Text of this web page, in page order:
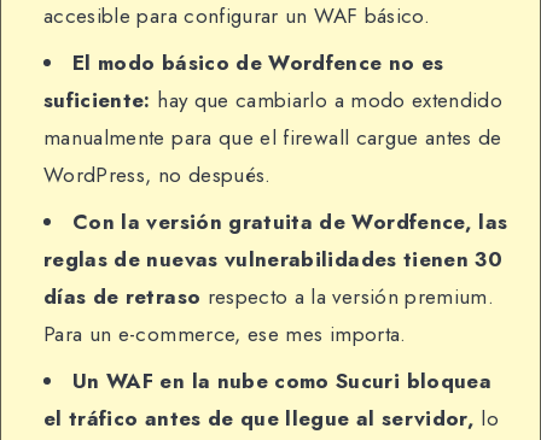
accesible para configurar un WAF básico.
El modo básico de Wordfence no es
suficiente: hay que cambiarlo a modo extendido
manualmente para que el firewall cargue antes de
WordPress, no después.
Con la versión gratuita de Wordfence, las
reglas de nuevas vulnerabilidades tienen 30
días de retraso respecto a la versión premium.
Para un e-commerce, ese mes importa.
Un WAF en la nube como Sucuri bloquea
el tráfico antes de que llegue al servidor, lo